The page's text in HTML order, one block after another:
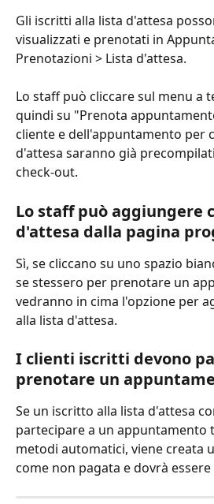
Gli iscritti alla lista d'attesa
visualizzati e prenotati in
Prenotazioni > Lista d'attesa.
Lo staff può cliccare sul menu a
quindi su "Prenota
cliente e dell'appuntamento per
d'attesa saranno già
check-out.
Lo staff può aggiungere
d'attesa dalla pagina
Sì, se cliccano su uno spazio
se stessero per prenotare un
vedranno in cima l'opzione per
alla lista d'attesa.
I clienti iscritti devono
prenotare un
Se un iscritto alla lista d'attesa
partecipare a un appuntamento
metodi automatici, viene creata
come non pagata e dovrà